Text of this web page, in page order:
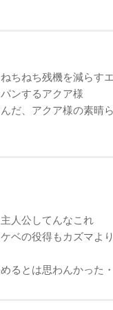
ちねち残機を減らす
ンするアクア様
だ、アクア様の素晴
人公してんなこれ
ベの役得もカズマよ
るとは思わんかった